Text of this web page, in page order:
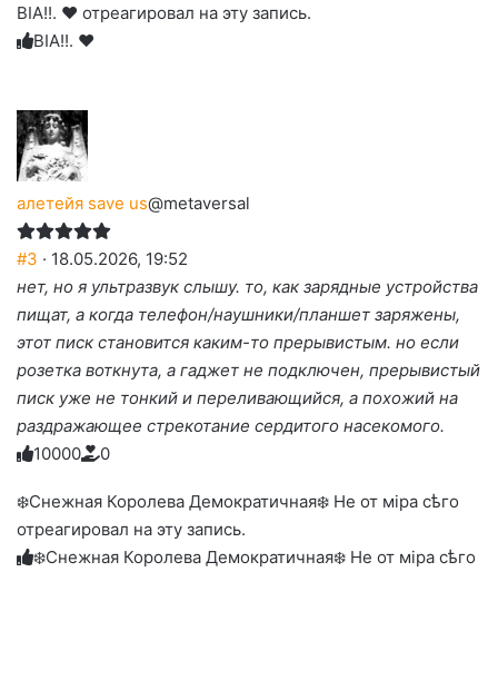
вверх.
реакцию:
улыбаюсь
реакцию:
смеюсь
до
реакцию:
печаль
реакцию:
плачу
благодарю
BIA!!. ❤︎ отреагировал на эту запись.
BIA!!. ❤︎
алетейя save us@metaversal
#3 · 18.05.2026, 19:52
нет, но я ультразвук слышу. то, как зарядные устройства
пищат, а когда телефон/наушники/планшет заряжены,
этот писк становится каким-то прерывистым. но если
розетка воткнута, а гаджет не подключен, прерывистый
писк уже не тонкий и переливающийся, а похожий на
раздражающее стрекотание сердитого насекомого.
Голосуйте
вверх.
1
Нажмите
реакцию:
0
Нажмите
реакцию:
до
слез
0
Нажмите
реакцию:
0
Нажмите
реакцию:
0
Нажмите
благодарю
0
❄️Снежная Королева Демократичная❄️ Не от мiра сѣго
отреагировал на эту запись.
❄️Снежная Королева Демократичная❄️ Не от мiра сѣго